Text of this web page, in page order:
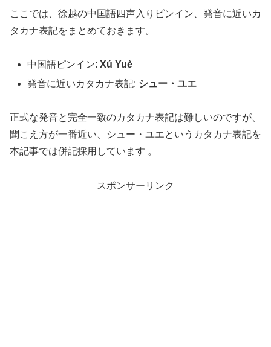
ここでは、徐越の中国語四声入りピンイン、発音に近いカ
タカナ表記をまとめておきます。
中国語ピンイン:Xú Yuè
発音に近いカタカナ表記: シュー・ユエ
正式な発音と完全一致のカタカナ表記は難しいのですが、
聞こえ方が一番近い、シュー・ユエというカタカナ表記を
本記事では併記採用しています 。
スポンサーリンク